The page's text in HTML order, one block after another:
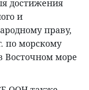
достижения
и
праву,
по морскому
Восточном море